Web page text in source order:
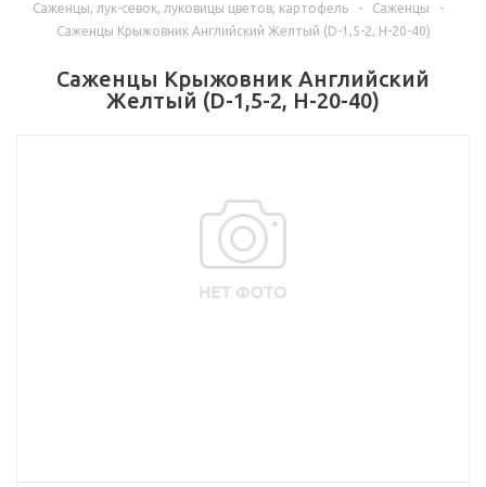
Саженцы, лук-севок, луковицы цветов, картофель
- Саженцы
-
Саженцы Крыжовник Английский Желтый (D-1,5-2, Н-20-40)
Саженцы Крыжовник Английский
Желтый (D-1,5-2, Н-20-40)